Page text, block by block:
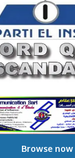
Browse now